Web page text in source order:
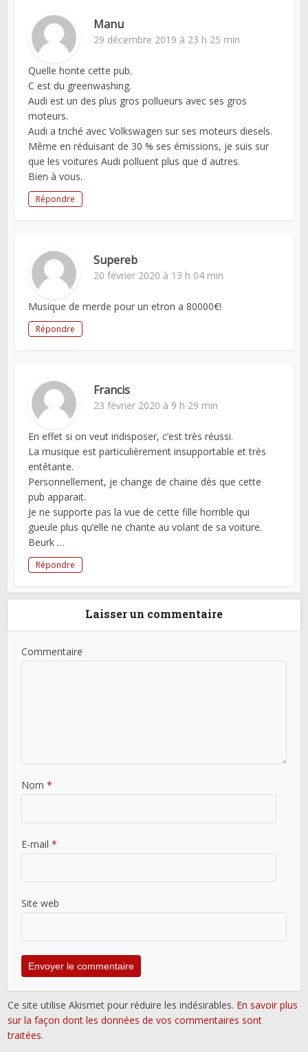
Manu
29 décembre 2019 à 23 h 25 min
Quelle honte cette pub.
C est du greenwashing.
Audi est un des plus gros pollueurs avec ses gros
moteurs.
Audi a triché avec Volkswagen sur ses moteurs diesels.
Même en réduisant de 30 % ses émissions, je suis sur
que les voitures Audi polluent plus que d autres.
Bien à vous.
Répondre
Supereb
20 février 2020 à 13 h 04 min
Musique de merde pour un etron a 80000€!
Répondre
Francis
23 février 2020 à 9 h 29 min
En effet si on veut indisposer, c’est très réussi.
La musique est particulièrement insupportable et très
entêtante.
Personnellement, je change de chaine dès que cette
pub apparait.
Je ne supporte pas la vue de cette fille horrible qui
gueule plus qu’elle ne chante au volant de sa voiture.
Beurk …
Répondre
Laisser un commentaire
Commentaire
Nom*
E-mail*
Site web
Ce site utilise Akismet pour réduire les indésirables. En savoir plus
sur la façon dont les données de vos commentaires sont
traitées.